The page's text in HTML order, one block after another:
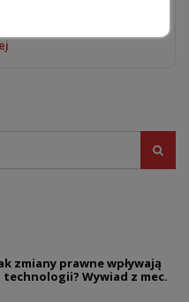
zmiany prawne wpływają
Wywiad z mec.